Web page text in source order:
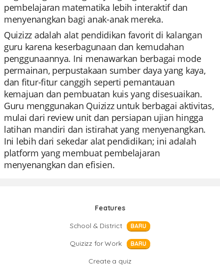
pembelajaran matematika lebih interaktif dan
menyenangkan bagi anak-anak mereka.
Quizizz adalah alat pendidikan favorit di kalangan
guru karena keserbagunaan dan kemudahan
penggunaannya. Ini menawarkan berbagai mode
permainan, perpustakaan sumber daya yang kaya,
dan fitur-fitur canggih seperti pemantauan
kemajuan dan pembuatan kuis yang disesuaikan.
Guru menggunakan Quizizz untuk berbagai aktivitas,
mulai dari review unit dan persiapan ujian hingga
latihan mandiri dan istirahat yang menyenangkan.
Ini lebih dari sekedar alat pendidikan; ini adalah
platform yang membuat pembelajaran
menyenangkan dan efisien.
Features
School & District
BARU
Quizizz for Work BARU
Create a quiz